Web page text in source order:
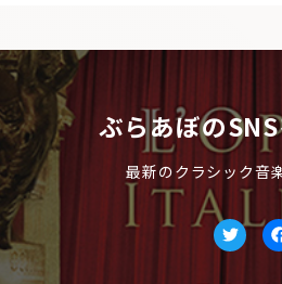
ぶらあぼの
最新のクラシック音